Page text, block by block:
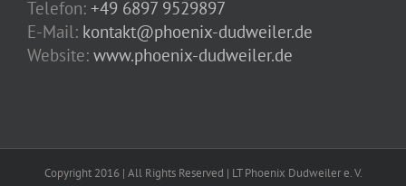
Telefon: +49 6897 9529897
E-Mail: kontakt@phoenix-dudweiler.de
Website: www.phoenix-dudweiler.de
Copyright 2016 | All Rights Reserved | LT Phoenix Dudweiler e. V.